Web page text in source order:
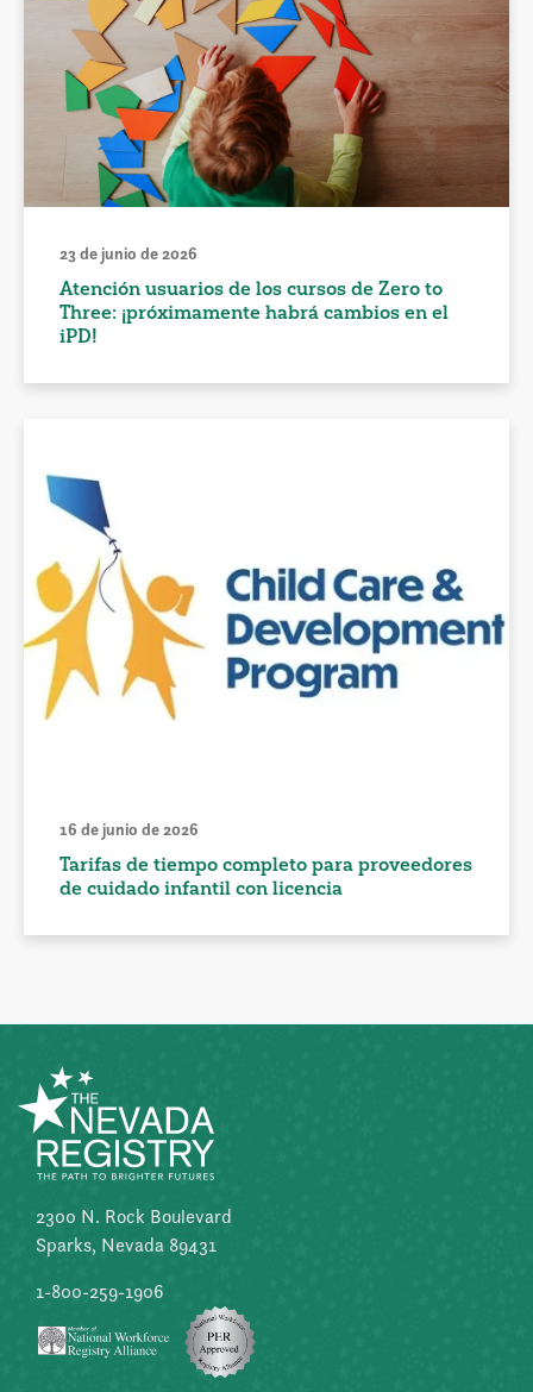
23 de junio de 2026
Atención usuarios de los cursos de Zero to
Three: ¡próximamente habrá cambios en el
iPD!
16 de junio de 2026
Tarifas de tiempo completo para proveedores
de cuidado infantil con licencia
2300 N. Rock Boulevard
Sparks, Nevada 89431
1-800-259-1906